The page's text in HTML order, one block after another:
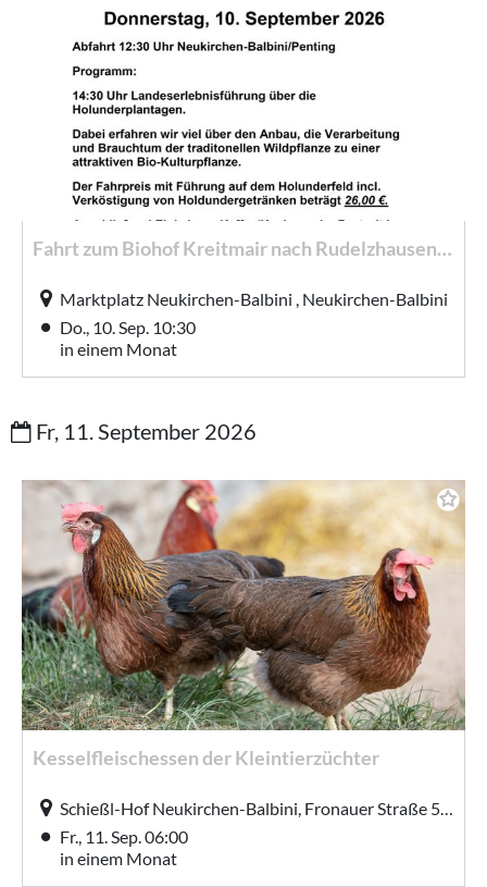
Fahrt zum Biohof Kreitmair nach Rudelzhausen in der Hallertau
Marktplatz Neukirchen-Balbini , Neukirchen-Balbini
Do., 10. Sep. 10:30
in einem Monat
Fr, 11. September 2026
Kesselfleischessen der Kleintierzüchter
Schießl-Hof Neukirchen-Balbini, Fronauer Straße 5, Neukirchen-Balbini
Fr., 11. Sep. 06:00
in einem Monat